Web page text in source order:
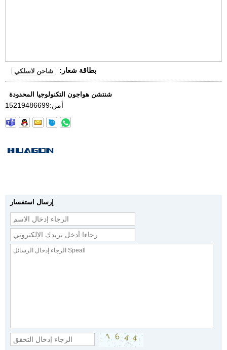
بطاقة شعار: شاحن لاسلكي
شنتشن هواجون التكنولوجيا المحدودة
أمن:15219486699
إرسال استفسار